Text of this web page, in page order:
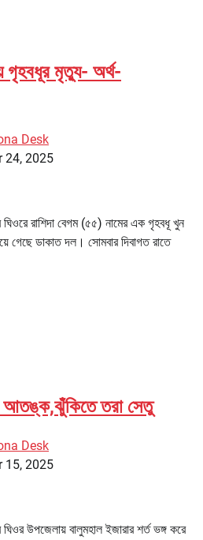
গৃহবধূর মৃত্যু- অর্থ-
Desk
24, 2025
ঘিওরে রাশিদা বেগম (৫৫) নামের এক গৃহবধূ খুন
গেছে ডাকাত দল। সোমবার দিবাগত রাতে
আতঙ্ক,ঝুঁকিতে তরা সেতু
Desk
15, 2025
ঘিওর উপজেলায় বালুমহাল ইজারার শর্ত ভঙ্গ করে